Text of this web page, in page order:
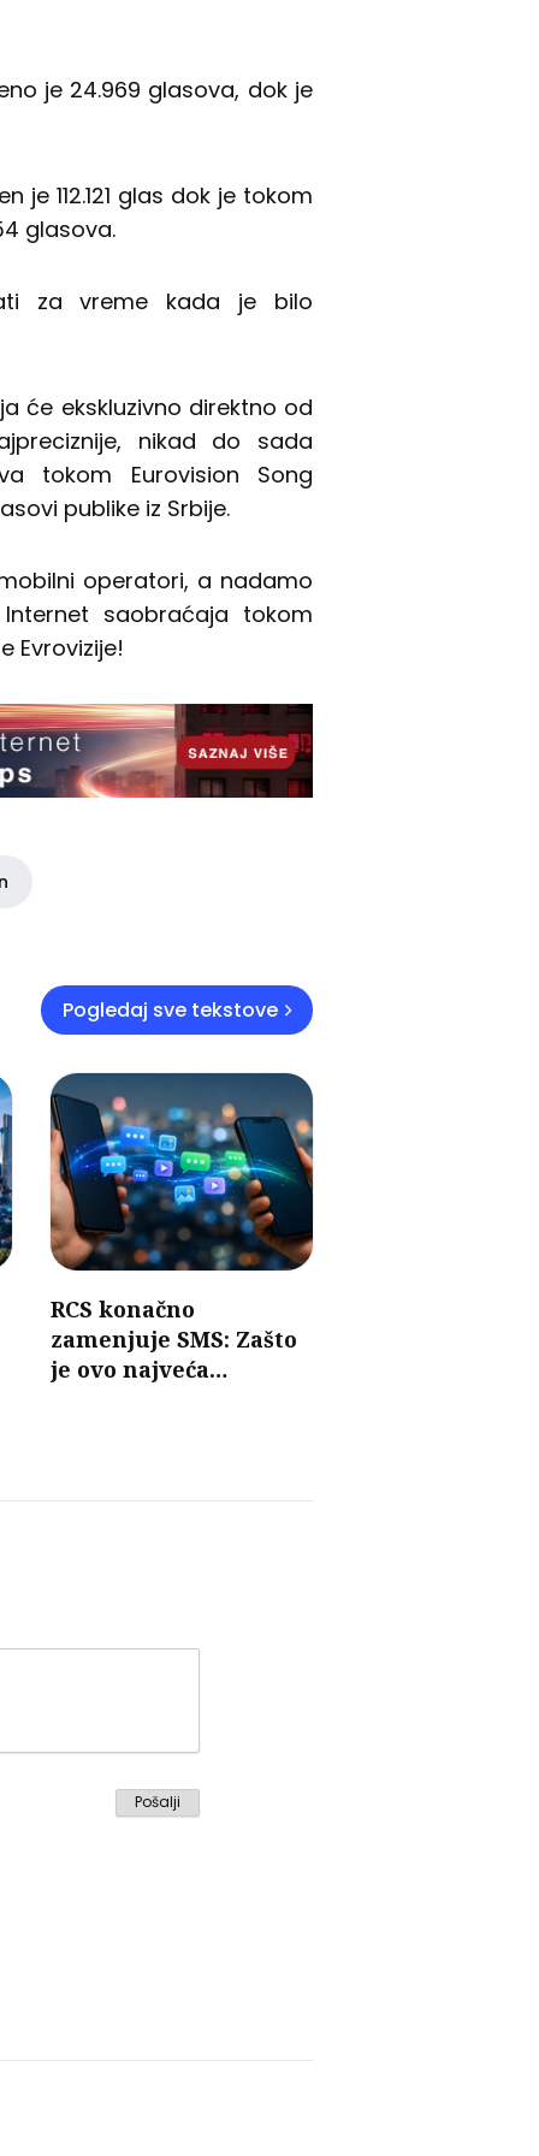
je 24.969 glasova, dok je
je 112.121 glas dok je tokom
glasova.
za vreme kada je bilo
će ekskluzivno direktno od
nikad do sada
tokom Eurovision Song
publike iz Srbije.
operatori, a nadamo
saobraćaja tokom
Evrovizije!
Pogledaj sve tekstove
RCS konačno
zamenjuje SMS: Zašto
je ovo najveća